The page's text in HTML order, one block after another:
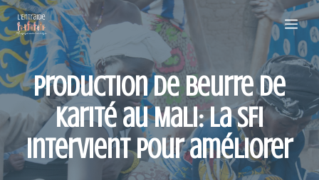
Aller
au
contenu
Production de beurre de
karité au Mali: la SFI
intervient pour améliorer